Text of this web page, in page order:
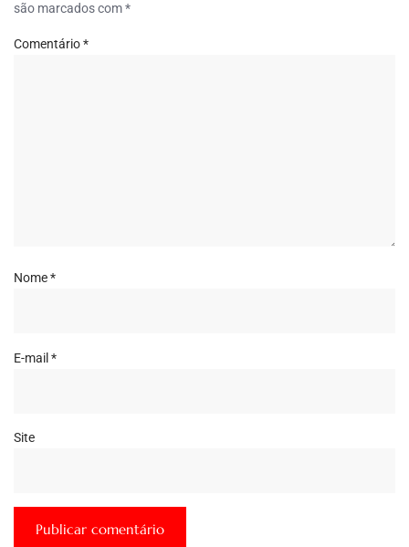
são marcados com*
Comentário*
Nome*
E-mail *
Site